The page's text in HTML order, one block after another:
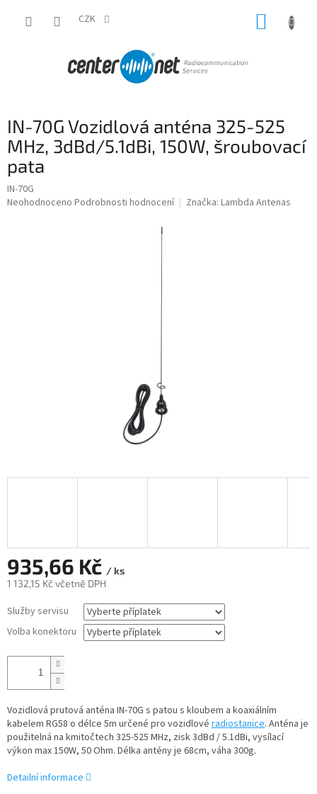
CZK
IN-70G Vozidlová anténa 325-525
MHz, 3dBd/5.1dBi, 150W, šroubovací
pata
IN-70G
Průměrné
Neohodnoceno Podrobnosti hodnocení Značka: Lambda Antenas
935,66 Kč / ks
1 132,15 Kč včetně DPH
cena:
Služby servisu
Volba konektoru
Vozidlová prutová anténa IN-70G s patou s kloubem a koaxiálním
kabelem RG58 o délce 5m určené pro vozidlové radiostanice. Anténa je
použitelná na kmitočtech 325-525 MHz, zisk 3dBd / 5.1dBi, vysílací
výkon max 150W, 50 Ohm. Délka antény je 68cm, váha 300g.
Detailní informace